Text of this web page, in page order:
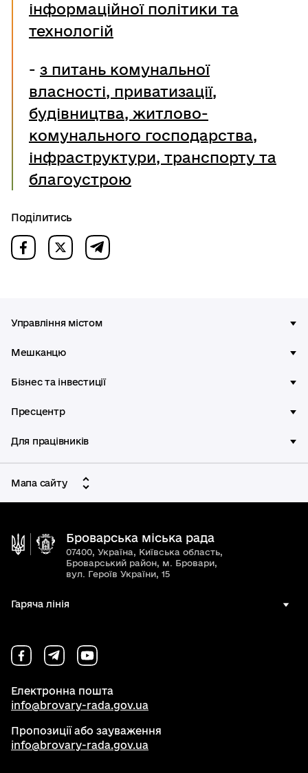
інформаційної політики та
технологій
- з питань комунальної
власності, приватизації,
будівництва, житлово-
комунального господарства,
інфраструктури, транспорту та
благоустрою
Поділитись
Управління містом
Мешканцю
Бізнес та інвестиції
Пресцентр
Для працівників
Мапа сайту
Броварська міська рада
07400, Україна, Київська область,
Броварський район, м. Бровари,
вул. Героїв України, 15
Гаряча лінія
Електронна пошта
info@brovary-rada.gov.ua
Пропозиції або зауваження
info@brovary-rada.gov.ua